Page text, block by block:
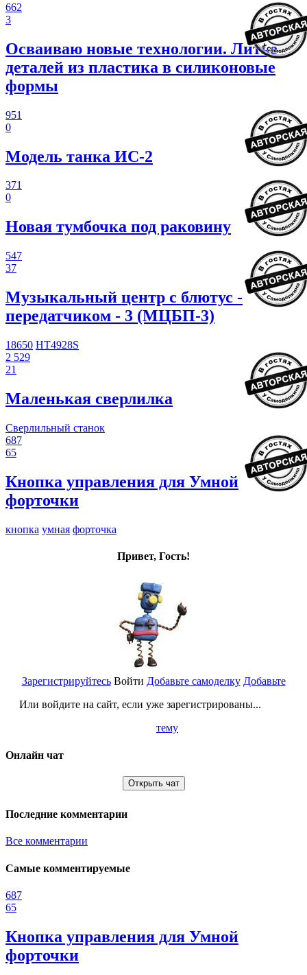
662
3
Осваиваю новые технологии. Литье
деталей из пластика в силиконовые
формы
951
0
Модель танка ИС-2
371
0
Новая тумбочка под раковину
547
37
Музыкальный центр с блютус -
передатчиком - 3 (МЦБП-3)
18650 HT4928S
2 529
21
Маленькая сверлилка
Сверлильный станок
687
65
Кнопка управления для Умной
форточки
кнопка умная форточка
Привет, Гость!
Зарегистрируйтесь
Или войдите на сайт, если уже зарегистрированы...
Войти Добавьте самоделку Добавьте
тему
Онлайн чат
Открыть чат
Последние комментарии
Все комментарии
Самые комментируемые
687
65
Кнопка управления для Умной
форточки